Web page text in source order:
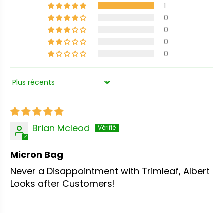
1
0
0
0
0
Sort by
Brian Mcleod
Micron Bag
Never a Disappointment with Trimleaf, Albert
Looks after Customers!